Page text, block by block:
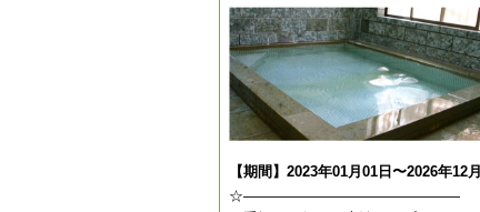
【期間】2023年01月01日〜2026年12
☆———————————————